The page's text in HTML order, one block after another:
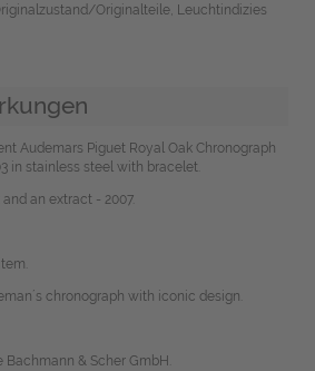
Originalteile, Leuchtindizies
Audemars Piguet Royal Oak Chronograph
in stainless steel with bracelet.
an extract - 2007.
chronograph with iconic design.
& Scher GmbH.